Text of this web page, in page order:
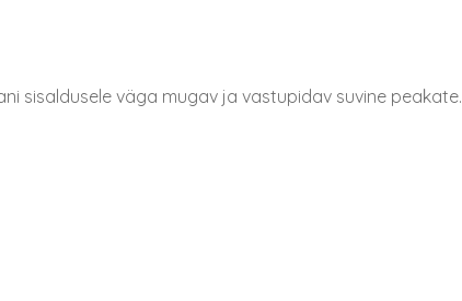
sisaldusele väga mugav ja vastupidav suvine peakate.